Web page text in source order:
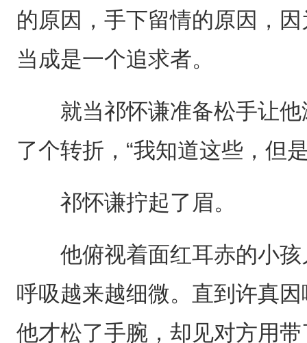
的原因，手下留情的原因，
当成是一个追求者。
就当祁怀谦准备松手让他
了个转折，“我知道这些，但
祁怀谦拧起了眉。
他俯视着面红耳赤的小孩
呼吸越来越细微。直到许真
他才松了手腕，却见对方用